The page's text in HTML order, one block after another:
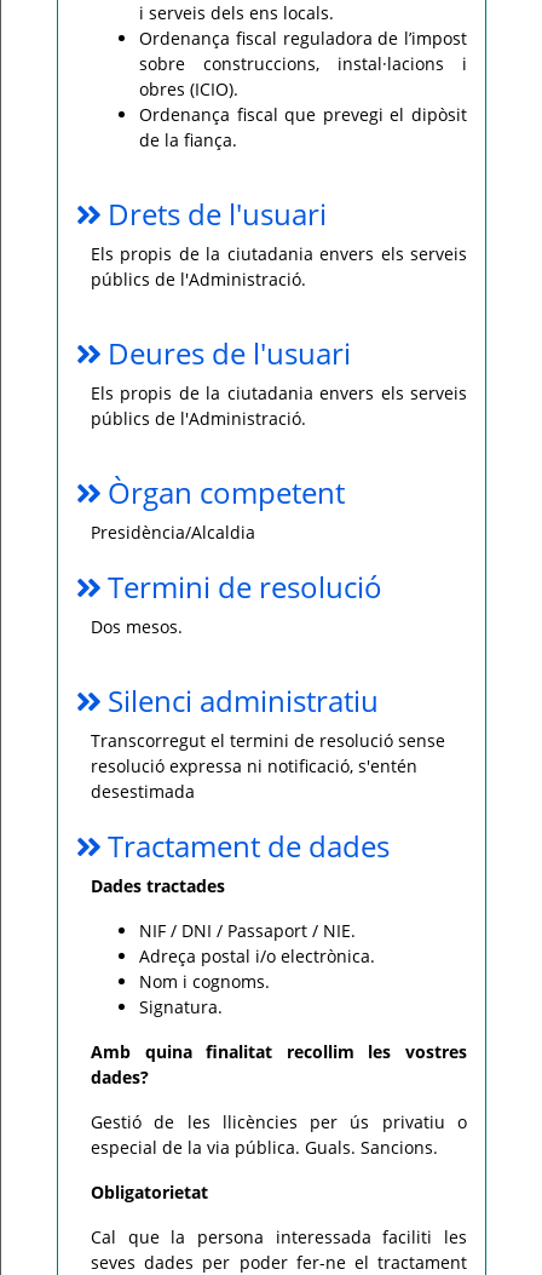
i serveis dels ens locals.
Ordenança fiscal reguladora de l’impost
sobre construccions, instal·lacions i
obres (ICIO).
Ordenança fiscal que prevegi el dipòsit
de la fiança.
Drets de l'usuari
Els propis de la ciutadania envers els serveis
públics de l'Administració.
Deures de l'usuari
Els propis de la ciutadania envers els serveis
públics de l'Administració.
Òrgan competent
Presidència/Alcaldia
Termini de resolució
Dos mesos.
Silenci administratiu
Transcorregut el termini de resolució sense
resolució expressa ni notificació, s'entén
desestimada
Tractament de dades
Dades tractades
NIF / DNI / Passaport / NIE.
Adreça postal i/o electrònica.
Nom i cognoms.
Signatura.
Amb quina finalitat recollim les vostres
dades?
Gestió de les llicències per ús privatiu o
especial de la via pública. Guals. Sancions.
Obligatorietat
Cal que la persona interessada faciliti les
seves dades per poder fer-ne el tractament